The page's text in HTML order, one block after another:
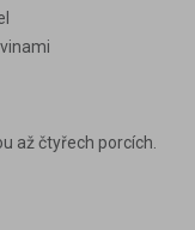
až čtyřech porcích.